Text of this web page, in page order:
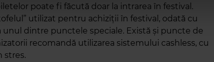
poate fi făcută doar la intrarea în festival.
utilizat pentru achiziții în festival, odată cu
unul dintre punctele speciale. Există și puncte de
recomandă utilizarea sistemului cashless, cu
stres.